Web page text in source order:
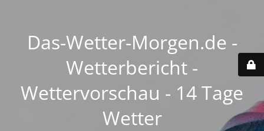
Das-Wetter-Morgen.de -
Wetterbericht -
Wettervorschau - 14 Tage
Wetter